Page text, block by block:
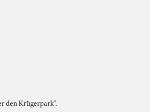
den Krügerpark".